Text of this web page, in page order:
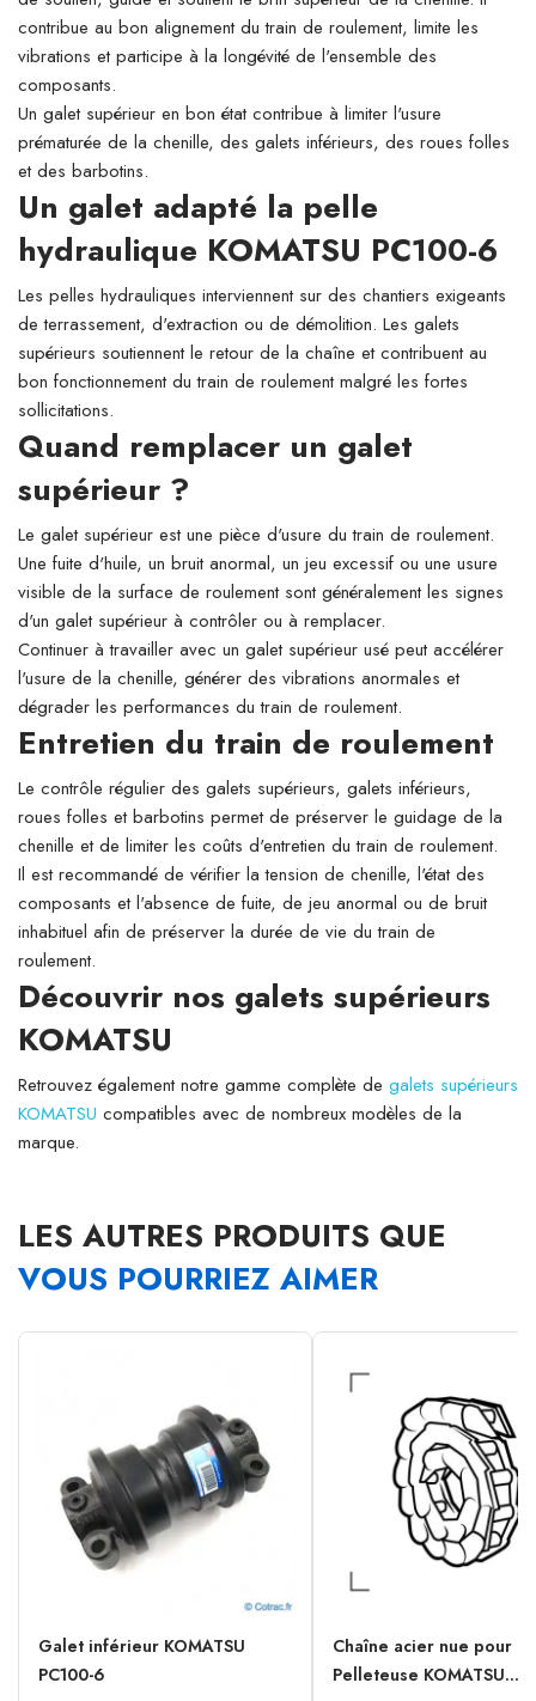
contribue au bon alignement du train de roulement, limite les
vibrations et participe à la longévité de l'ensemble des
composants.
Un galet supérieur en bon état contribue à limiter l'usure
prématurée de la chenille, des galets inférieurs, des roues folles
et des barbotins.
Un galet adapté la pelle
hydraulique KOMATSU PC100-6
Les pelles hydrauliques interviennent sur des chantiers exigeants
de terrassement, d'extraction ou de démolition. Les galets
supérieurs soutiennent le retour de la chaîne et contribuent au
bon fonctionnement du train de roulement malgré les fortes
sollicitations.
Quand remplacer un galet
supérieur ?
Le galet supérieur est une pièce d'usure du train de roulement.
Une fuite d'huile, un bruit anormal, un jeu excessif ou une usure
visible de la surface de roulement sont généralement les signes
d'un galet supérieur à contrôler ou à remplacer.
Continuer à travailler avec un galet supérieur usé peut accélérer
l'usure de la chenille, générer des vibrations anormales et
dégrader les performances du train de roulement.
Entretien du train de roulement
Le contrôle régulier des galets supérieurs, galets inférieurs,
roues folles et barbotins permet de préserver le guidage de la
chenille et de limiter les coûts d'entretien du train de roulement.
Il est recommandé de vérifier la tension de chenille, l'état des
composants et l'absence de fuite, de jeu anormal ou de bruit
inhabituel afin de préserver la durée de vie du train de
roulement.
Découvrir nos galets supérieurs
KOMATSU
Retrouvez également notre gamme complète de galets supérieurs
KOMATSU compatibles avec de nombreux modèles de la
marque.
LES AUTRES PRODUITS QUE
VOUS POURRIEZ AIMER
Galet inférieur KOMATSU
PC100-6
Chaîne acier nue pour
Pelleteuse KOMATSU...